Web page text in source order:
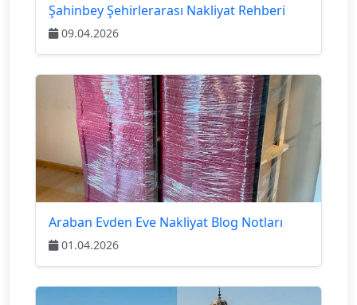
Şahinbey Şehirlerarası Nakliyat Rehberi
09.04.2026
Araban Evden Eve Nakliyat Blog Notları
01.04.2026